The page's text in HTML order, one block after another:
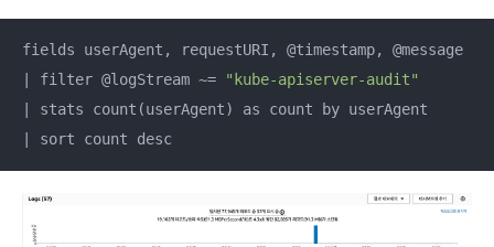
fields userAgent, requestURI, @timestamp, @message
| filter @logStream ~=
"kube-apiserver-audit"
| stats count(userAgent) as count by userAgent
| sort count desc